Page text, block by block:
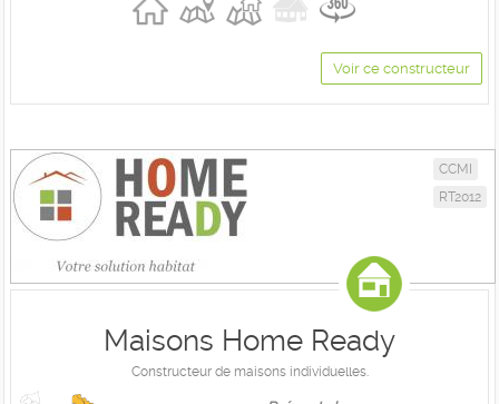
Voir ce constructeur
CCMI
RT2012
Maisons Home Ready
Constructeur de maisons individuelles.